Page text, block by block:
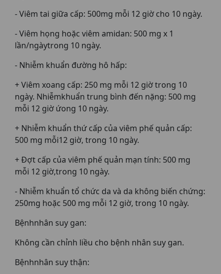
- Viêm tai giữa cấp: 500mg mỗi 12 giờ cho 10 ngày.
- Viêm họng hoặc viêm amidan: 500 mg x 1
lần/ngàytrong 10 ngày.
- Nhiễm khuẩn đường hô hấp:
+ Viêm xoang cấp: 250 mg mỗi 12 giờ trong 10
ngày. Nhiễmkhuẩn trung bình đến nặng: 500 mg
mỗi 12 giờ ứong 10 ngày.
+ Nhiễm khuẩn thứ cấp của viêm phế quản cấp:
500 mg mỗi12 giờ, trong 10 ngày.
+ Đợt cấp của viêm phế quản mạn tính: 500 mg
mỗi 12 giờ,trong 10 ngày.
- Nhiễm khuẩn tổ chức da và da không biến chứng:
250mg hoặc 500 mg mỗi 12 giờ, trong 10 ngày.
Bệnhnhân suy gan:
Không cần chỉnh liều cho bệnh nhân suy gan.
Bệnhnhân suy thận: